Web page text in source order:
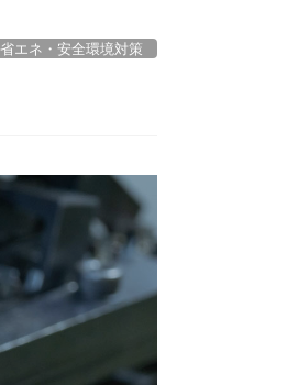
省エネ・安全環境対策